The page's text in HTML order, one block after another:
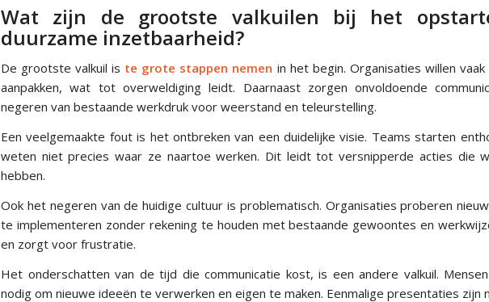
Wat zijn de grootste valkuilen bij het
duurzame inzetbaarheid?
De grootste valkuil is te grote stappen nemen in het begin. Organisaties willen
aanpakken, wat tot overweldiging leidt. Daarnaast zorgen onvoldoende
negeren van bestaande werkdruk voor weerstand en teleurstelling.
Een veelgemaakte fout is het ontbreken van een duidelijke visie. Teams starten
weten niet precies waar ze naartoe werken. Dit leidt tot versnipperde acties die
hebben.
Ook het negeren van de huidige cultuur is problematisch. Organisaties proberen
te implementeren zonder rekening te houden met bestaande gewoontes en
en zorgt voor frustratie.
Het onderschatten van de tijd die communicatie kost, is een andere valkuil.
nodig om nieuwe ideeën te verwerken en eigen te maken. Eenmalige presentaties zijn